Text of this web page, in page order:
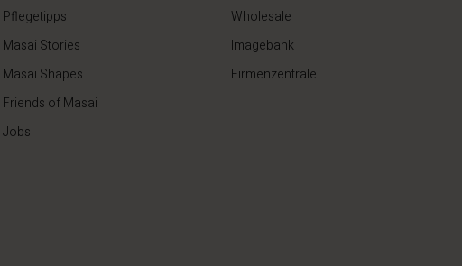
Pflegetipps
Masai Stories
Masai Shapes
Friends of Masai
Jobs
Wholesale
Imagebank
Firmenzentrale